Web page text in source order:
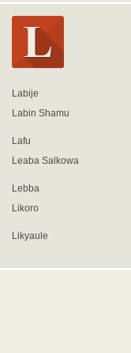
Labije
Labin Shamu
Lafu
Leaba Salkowa
Lebba
Likoro
Likyaule